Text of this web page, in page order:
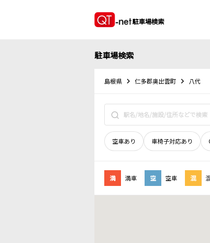
駐車場検索
駐車場検索
島根県 仁多郡奥出雲町 八代
空車あり 車椅子対応あり
満 満車 空 空車 混